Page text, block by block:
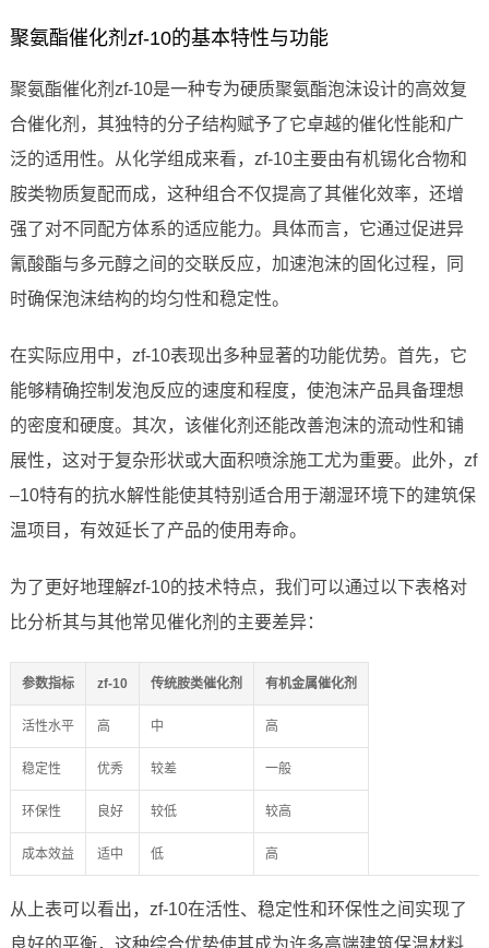
聚氨酯催化剂zf-10的基本特性与功能
聚氨酯催化剂zf-10是一种专为硬质聚氨酯泡沫设计的高效复
合催化剂，其独特的分子结构赋予了它卓越的催化性能和广
泛的适用性。从化学组成来看，zf-10主要由有机锡化合物和
胺类物质复配而成，这种组合不仅提高了其催化效率，还增
强了对不同配方体系的适应能力。具体而言，它通过促进异
氰酸酯与多元醇之间的交联反应，加速泡沫的固化过程，同
时确保泡沫结构的均匀性和稳定性。
在实际应用中，zf-10表现出多种显著的功能优势。首先，它
能够精确控制发泡反应的速度和程度，使泡沫产品具备理想
的密度和硬度。其次，该催化剂还能改善泡沫的流动性和铺
展性，这对于复杂形状或大面积喷涂施工尤为重要。此外，zf
–10特有的抗水解性能使其特别适合用于潮湿环境下的建筑保
温项目，有效延长了产品的使用寿命。
为了更好地理解zf-10的技术特点，我们可以通过以下表格对
比分析其与其他常见催化剂的主要差异：
参数指标 zf-10 传统胺类催化剂 有机金属催化剂
活性水平 高 中 高
稳定性 优秀 较差 一般
环保性 良好 较低 较高
成本效益 适中 低 高
从上表可以看出，zf-10在活性、稳定性和环保性之间实现了